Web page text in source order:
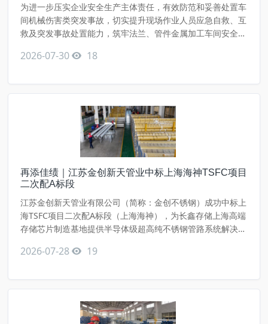
为进一步压实企业安全生产主体责任，有效防范和妥善处置车
间机械伤害类突发事故，切实提升现场作业人员应急自救、互
救及突发事故处置能力，筑牢法兰、管件金属加工车间安全生
合法兰锻造、切割、车加工、抛光等车间实际作业工况，组织
应急演练。 金创管业作为法兰、管件金属制造企业，生产车
2026-07-30 18
再添佳绩｜江苏金创新天管业中标上海海神TSFC项目
二次配A标段
江苏金创新天管业有限公司（简称：金创不锈钢）成功中标上
海TSFC项目二次配A标段（上海海神），为长鑫存储上海高端
存储芯片制造基地提供半导体级超高纯不锈钢管路系统解决方
目，主要聚焦高端存储芯片生产 。总投资预计在200亿元以
（HBM）和高端DRAM芯片，用于AI大模型训练、服务器及
2026-07-28 19